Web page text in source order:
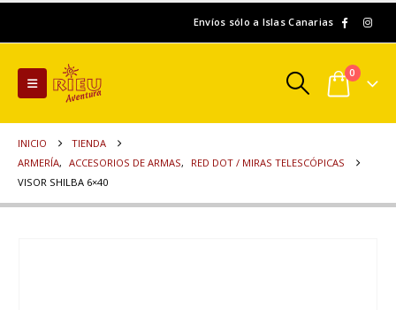
Envíos sólo a Islas Canarias
0
INICIO
TIENDA
ARMERÍA, ACCESORIOS DE ARMAS,
RED DOT / MIRAS TELESCÓPICAS
VISOR SHILBA 6×40